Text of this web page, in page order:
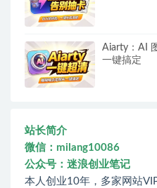
Aiarty：AI
一键搞定
站长简介
微信：milang10086
公众号：迷浪创业笔记
本人创业10年，多家网站